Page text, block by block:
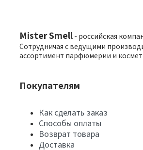
Mister Smell - российская
Сотрудничая с ведущими
ассортимент парфюмерии и
Покупателям
Как сделать заказ
Способы оплаты
Возврат товара
Доставка